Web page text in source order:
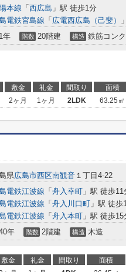
本線 「 西広島 」駅 徒歩1分
電鉄宮島線 「 広電西広島（己斐）
年 階数 20階建 構造 鉄筋コン
敷金 礼金 間取り 面積
2ヶ月 1ヶ月 2LDK 63.25㎡
県広島市西区南観音 １丁目4-22
電鉄江波線 「 舟入幸町 」駅 徒歩11
電鉄江波線 「 舟入川口町 」駅 徒歩
電鉄江波線 「 舟入本町 」駅 徒歩15
年 階数 2階建 構造 木造
敷金 礼金 間取り 面積